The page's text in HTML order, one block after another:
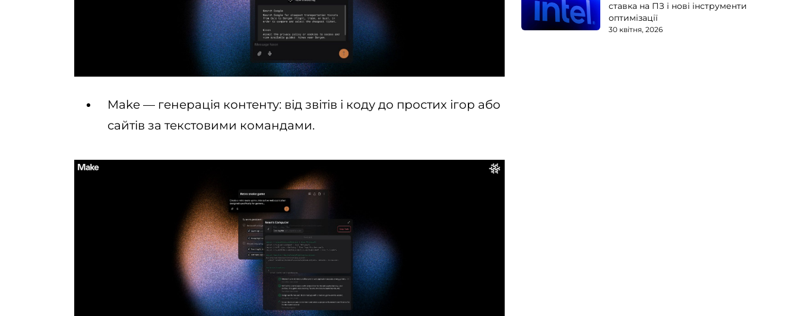
Make — генерація контенту: від звітів і коду до простих ігор або
сайтів за текстовими командами.
ставка на ПЗ і нові інструменти
оптимізації
30 квітня, 2026